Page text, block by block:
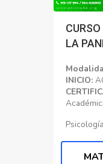
LA
INICIO: